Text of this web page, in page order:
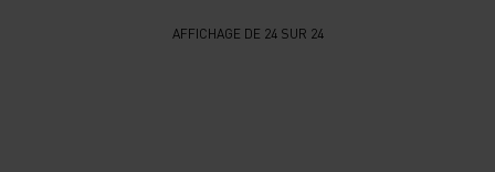
AFFICHAGE DE 24 SUR 24